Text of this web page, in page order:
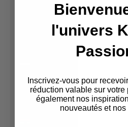
Hong Kong
SAR (EUR
Iceland
(EUR €)
l'univers
Inscrivez-vous pour
réduction valable sur votre
également nos
nouveautés et